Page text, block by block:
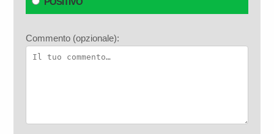
Commento (opzionale):